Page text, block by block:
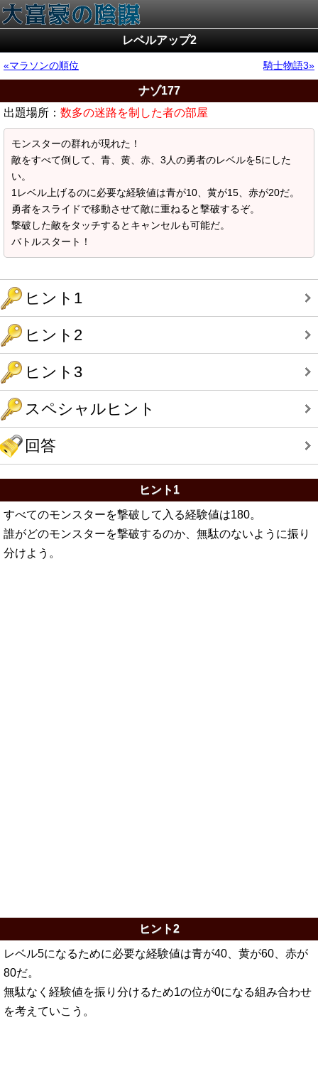
レベルアップ2
マラソンの順位 騎士物語3
ナゾ177
出題場所： 数多の迷路を制した者の部屋
モンスターの群れが現れた！
敵をすべて倒して、青、黄、赤、3人の勇者のレベルを5にした
い。
1レベル上げるのに必要な経験値は青が10、黄が15、赤が20だ。
勇者をスライドで移動させて敵に重ねると撃破するぞ。
撃破した敵をタッチするとキャンセルも可能だ。
バトルスタート！
ヒント1
ヒント2
ヒント3
スペシャルヒント
回答
ヒント1
すべてのモンスターを撃破して入る経験値は180。
誰がどのモンスターを撃破するのか、無駄のないように振り
分けよう。
ヒント2
レベル5になるために必要な経験値は青が40、黄が60、赤が
80だ。
無駄なく経験値を振り分けるため1の位が0になる組み合わせ
を考えていこう。